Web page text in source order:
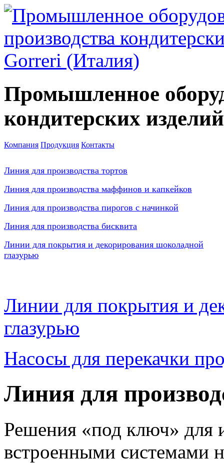
Промышленное
кондитерских
Компания Продукция Контакты
Линия для производства тортов
Линия для производства маффинов и капкейков
Линия для производства пирогов с начинкой
Линия для производства бисквита
Линии для покрытия и декорирования шоколадной
глазурью
Линии для покрытия и
глазурью
Насосы для перекачки
Линия для
Решения «под ключ» для
встроенными системами